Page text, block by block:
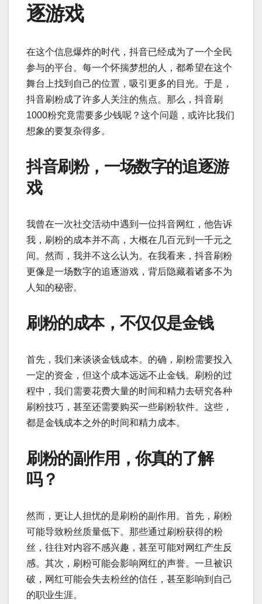
逐游戏
在这个信息爆炸的时代，抖音已经成为了一个全民
参与的平台。每一个怀揣梦想的人，都希望在这个
舞台上找到自己的位置，吸引更多的目光。于是，
抖音刷粉成了许多人关注的焦点。那么，抖音刷
1000粉究竟需要多少钱呢？这个问题，或许比我们
想象的要复杂得多。
抖音刷粉，一场数字的追逐游
戏
我曾在一次社交活动中遇到一位抖音网红，他告诉
我，刷粉的成本并不高，大概在几百元到一千元之
间。然而，我并不这么认为。在我看来，抖音刷粉
更像是一场数字的追逐游戏，背后隐藏着诸多不为
人知的秘密。
刷粉的成本，不仅仅是金钱
首先，我们来谈谈金钱成本。的确，刷粉需要投入
一定的资金，但这个成本远远不止金钱。刷粉的过
程中，我们需要花费大量的时间和精力去研究各种
刷粉技巧，甚至还需要购买一些刷粉软件。这些，
都是金钱成本之外的时间和精力成本。
刷粉的副作用，你真的了解
吗？
然而，更让人担忧的是刷粉的副作用。首先，刷粉
可能导致粉丝质量低下。那些通过刷粉获得的粉
丝，往往对内容不感兴趣，甚至可能对网红产生反
感。其次，刷粉可能会影响网红的声誉。一旦被识
破，网红可能会失去粉丝的信任，甚至影响到自己
的职业生涯。